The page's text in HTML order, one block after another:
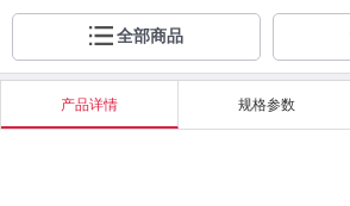
全部商品
产品详情 规格参数